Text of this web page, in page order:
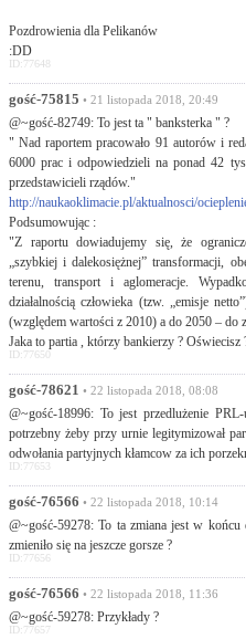
Pozdrowienia dla Pelikanów
:DD
ID:77648
gość-75815 • 21 listopada 2018, 20:49
@~gość-82749: To jest ta " banksterka " ?
" Nad raportem pracowało 91 autorów i
6000 prac i odpowiedzieli na ponad 42
przedstawicieli rządów."
http://naukaoklimacie.pl/aktualnosci/
Podsumowując :
"Z raportu dowiadujemy się, że
„szybkiej i dalekosiężnej” transformacji,
terenu, transport i aglomeracje.
działalnością człowieka (tzw. „emisje
(względem wartości z 2010) a do 2050 – do
Jaka to partia , którzy bankierzy ? Oświecisz
ID:77650
gość-78621 • 22 listopada 2018, 08:08
@~gość-18996: To jest przedlużenie
potrzebny żeby przy urnie legitymizował
odwołania partyjnych kłamcow za ich
ID:77653
gość-76566 • 22 listopada 2018, 10:14
@~gość-59278: To ta zmiana jest w
zmieniło się na jeszcze gorsze ?
ID:77656
gość-76566 • 22 listopada 2018, 11:36
@~gość-59278: Przykłady ?
ID:77657